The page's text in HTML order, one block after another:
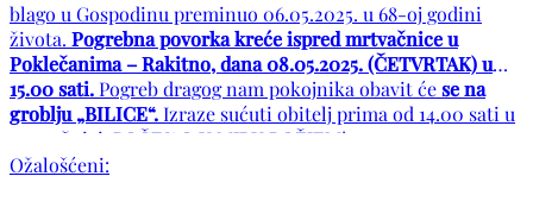
blago u Gospodinu preminuo 06.05.2025. u 68-oj godini
života. Pogrebna povorka kreće ispred mrtvačnice u
Poklečanima – Rakitno, dana 08.05.2025. (ČETVRTAK) u
15.00 sati.Pogreb dragog nam pokojnika obavit ćese na
groblju „BILICE“.Izraze sućuti obitelj prima od 14.00 sati u
mrtvačnici. POČIVAO U MIRU BOŽJEM!
Ožalošćeni: